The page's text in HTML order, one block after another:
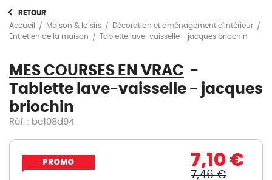
RETOUR
Accueil
Maison & loisirs
Décoration et aménagement d'intérieur
Entretien de la maison
Tablette lave-vaisselle - jacques briochin
MES COURSES EN VRAC
Tablette lave-vaisselle - jacques
briochin
Réf. : be108d94
PROMO 7,10 €
7,46 €